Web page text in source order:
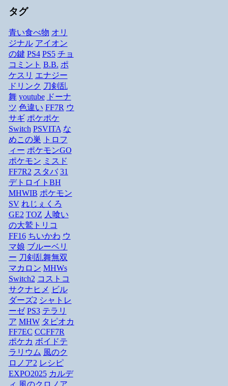
タグ
青い食べ物 オリ
ジナル アイオン
の鍵 PS4 PS5 チョ
コミント B.B. ポ
ケスリ エナジー
ドリンク 刀剣乱
舞 youtube ドーナ
ツ 色違い FF7R ウ
サギ ポケポケ
Switch PSVITA な
めこの巣
トロフ
ィー ポケモンGO
ポケモン ミスド
FF7R2 スタバ 31
デトロイトBH
MHWIB ポケモン
SV れじぇくろ
GE2 TOZ 人喰い
の大鷲トリコ
FF16 ちいかわ ウ
マ娘 ブルーベリ
ー 刀剣乱舞無双
マカロン MHWs
Switch2 コストコ
サクナヒメ ビル
ダーズ2 シャトレ
ーゼ PS3 テラリ
ア MHW タピオカ
FF7EC CCFF7R
ポケカ ボイドテ
ラリウム 風のク
ロノア2 レシピ
EXPO2025 カルデ